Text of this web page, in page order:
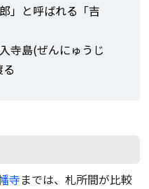
」と呼ばれる「吉
寺島(ぜんにゅうじ
寺までは、札所間が比較